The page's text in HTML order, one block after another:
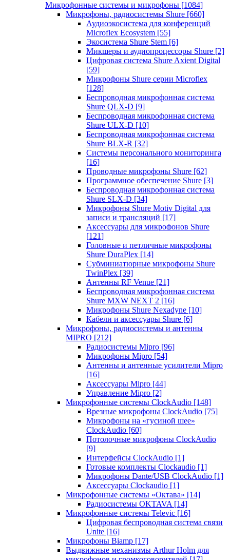
Микрофонные системы и микрофоны [1084]
Микрофоны, радиосистемы Shure [660]
Аудиоэкосистема для конференций
Microflex Ecosystem [55]
Экосистема Shure Stem [6]
Микшеры и аудиопроцессоры Shure [2]
Цифровая система Shure Axient Digital
[59]
Микрофоны Shure серии Microflex
[128]
Беспроводная микрофонная система
Shure QLX-D [9]
Беспроводная микрофонная система
Shure ULX-D [10]
Беспроводная микрофонная система
Shure BLX-R [32]
Системы персонального мониторинга
[16]
Проводные микрофоны Shure [62]
Программное обеспечение Shure [3]
Беспроводная микрофонная система
Shure SLX-D [34]
Микрофоны Shure Motiv Digital для
записи и трансляций [17]
Аксессуары для микрофонов Shure
[121]
Головные и петличные микрофоны
Shure DuraPlex [14]
Субминиатюрные микрофоны Shure
TwinPlex [39]
Антенны RF Venue [21]
Беспроводная микрофонная система
Shure MXW NEXT 2 [16]
Микрофоны Shure Nexadyne [10]
Кабели и аксессуары Shure [6]
Микрофоны, радиосистемы и антенны
MIPRO [212]
Радиосистемы Mipro [96]
Микрофоны Mipro [54]
Антенны и антенные усилители Mipro
[16]
Аксессуары Mipro [44]
Управление Mipro [2]
Микрофонные системы ClockAudio [148]
Врезные микрофоны ClockAudio [75]
Микрофоны на «гусиной шее»
ClockAudio [60]
Потолочные микрофоны ClockAudio
[9]
Интерфейсы ClockAudio [1]
Готовые комплекты Clockaudio [1]
Микрофоны Dante/USB ClockAudio [1]
Аксессуары Clockaudio [1]
Микрофонные системы «Октава» [14]
Радиосистемы OKTAVA [14]
Микрофонные системы Televic [16]
Цифровая беспроводная система связи
Unite [16]
Микрофоны Biamp [17]
Выдвижные механизмы Arthur Holm для